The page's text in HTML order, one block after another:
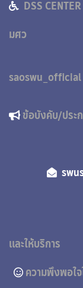
DSS CENTER
มศว
saoswu_official
ข้อบังคับ/ปร
และให้บริการ
ความพึงพอใ